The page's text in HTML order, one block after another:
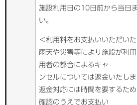
施設利用日の10日前から当日
い。
＜利用料をお支払いいただい
雨天や災害等により施設が利
用者の都合によるキャ
ンセルについては返金いたしま
返金対応には時間を要するた
確認のうえでお支払い